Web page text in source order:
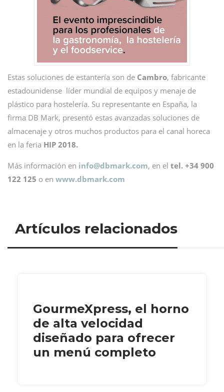
Estas soluciones de estantería son de Cambro, fabricante
estadounidense líder mundial de equipos y menaje de
plástico para hostelería. Su representante en España, la
firma DB Mark, presentó estas avanzadas soluciones de
almacenaje y otros muchos productos para el canal horeca
en la feria HIP 2018.
Más información en info@dbmark.com, en el tel. +34 900
122 125 o en www.dbmark.com
Artículos relacionados
GourmeXpress, el horno
de alta velocidad
diseñado para ofrecer
un menú completo